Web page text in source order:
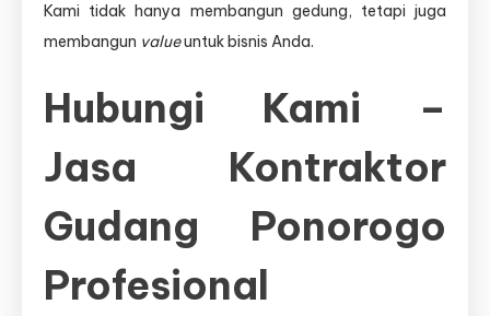
Kami tidak hanya membangun gedung, tetapi juga
membangun valueuntuk bisnis Anda.
Hubungi Kami –
Jasa Kontraktor
Gudang Ponorogo
Profesional